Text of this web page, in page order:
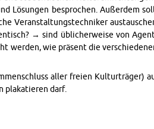
Lö­sun­gen be­spro­chen. Au­ßer­dem
Ver­an­stal­tungs­tech­ni­ker
→ sind üb­li­cher­wei­se von
wer­den, wie prä­sent die
aller frei­en Kul­tur­trä­ger)
pla­ka­tie­ren darf.